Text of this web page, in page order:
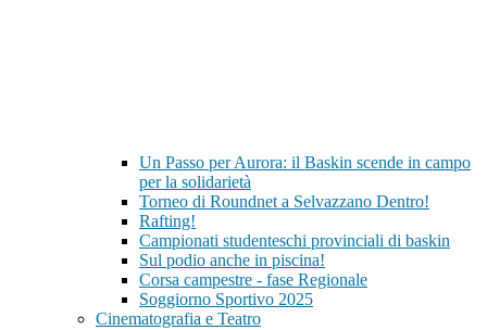
Un Passo per Aurora: il Baskin scende in campo
per la solidarietà
Torneo di Roundnet a Selvazzano Dentro!
Rafting!
Campionati studenteschi provinciali di baskin
Sul podio anche in piscina!
Corsa campestre - fase Regionale
Soggiorno Sportivo 2025
Cinematografia e Teatro